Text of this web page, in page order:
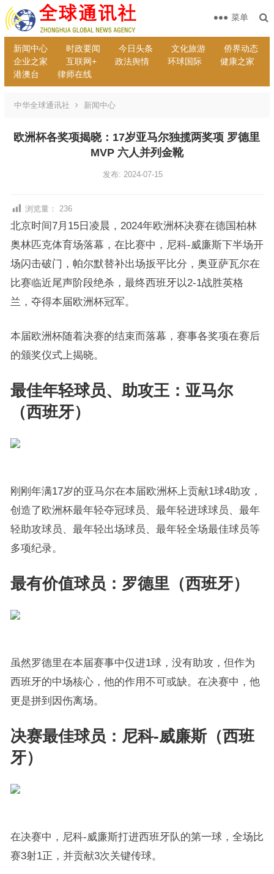
新闻中心 时政要闻 今日头条 文化旅游
侨界动态
企业之家
互联网+ 政法舆情 环球国际
健康之家
港澳台
律师在线
菜单
中华全球通讯社 新闻中心
欧洲杯各奖项揭晓：17岁亚马尔独揽两奖项 罗德里
MVP 六人并列金靴
发布: 2024-07-15
浏览量： 236
北京时间7月15日凌晨，2024年欧洲杯决赛在德国柏林
奥林匹克体育场落幕，在比赛中，尼科-威廉斯下半场开
场闪击破门，帕尔默替补出场扳平比分，奥亚萨瓦尔在
比赛临近尾声阶段绝杀，最终西班牙以2-1战胜英格
兰，夺得本届欧洲杯冠军。
本届欧洲杯随着决赛的结束而落幕，赛事各奖项在赛后
的颁奖仪式上揭晓。
最佳年轻球员、助攻王：亚马尔
（西班牙）
刚刚年满17岁的亚马尔在本届欧洲杯上贡献1球4助攻，
创造了欧洲杯最年轻夺冠球员、最年轻进球球员、最年
轻助攻球员、最年轻出场球员、最年轻全场最佳球员等
多项纪录。
最有价值球员：罗德里（西班牙）
虽然罗德里在本届赛事中仅进1球，没有助攻，但作为
西班牙的中场核心，他的作用不可或缺。在决赛中，他
更是拼到因伤离场。
决赛最佳球员：尼科-威廉斯（西班
牙）
在决赛中，尼科-威廉斯打进西班牙队的第一球，全场比
赛3射1正，并贡献3次关键传球。